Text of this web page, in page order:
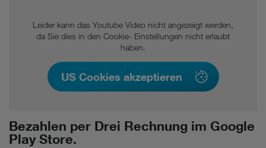
Leider kann das Youtube Video nicht angezeigt werden,
da Sie dies in den Cookie- Einstellungen nicht erlaubt
haben.
US Cookies akzeptieren
Bezahlen per Drei Rechnung im Google
Play Store.